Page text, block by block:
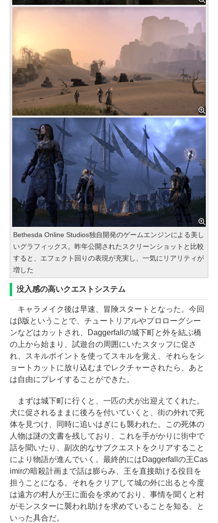
Bethesda Online Studios独自開発のゲームエンジンによる美し
いグラフィックス。昨年公開されたスクリーンショットと比較
すると、エフェクト回りの表現が充実し、一気にリアリティが
増した
没入感の高いクエストシステム
キャラメイク後は早速、冒険スタートとなった。今回
はβ版ということで、チュートリアルやプロローグシー
ンなどはカットされ、Daggerfallの城下町と外を結ぶ橋
の上から始まり、試遊台の周囲にいたスタッフに促さ
れ、スキルポイントを使ってスキルを覚え、それらをシ
ョートカットに放り込むまでレクチャーされたら、あと
は自由にプレイすることができた。
まずは城下町に行くと、一匹の犬が出迎えてくれた。
犬に促されるままに後ろを付いていくと、街の外れで死
体を見つけ、同時に追いはぎにも襲われた。この死体の
人物は謎の文書を残しており、これを手がかりに街中で
話を聞いたり、副次的なサブクエストをクリアすること
により物語が進んでいく。最終的にはDaggerfallの王Cas
imirの暗殺計画まで話は膨らみ、王を直接助ける役目を
担うことになる。それをクリアして城の外に出ると今度
は遠方の村人が王に面会を求めており、事情を聞くと村
がモンスターに襲われ助けを求めていることを知る、と
いった具合だ。